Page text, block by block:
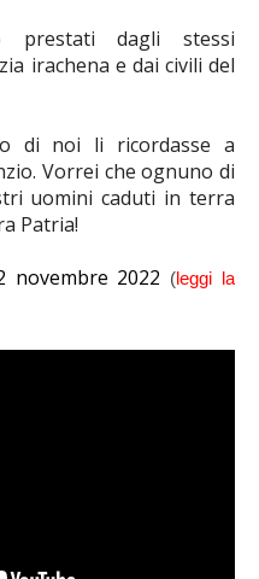
dagli stessi
irachena e dai civili del
di noi li ricordasse a
Vorrei che ognuno di
uomini caduti in terra
Patria!
novembre 2022 (leggi la